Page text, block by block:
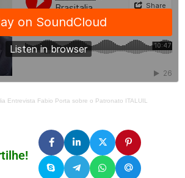
Entrevista Fabio Porta sobre o Patronato ITALUIL